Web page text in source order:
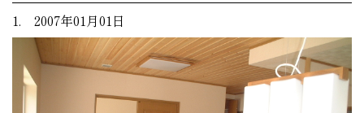
1. 2007年01月01日